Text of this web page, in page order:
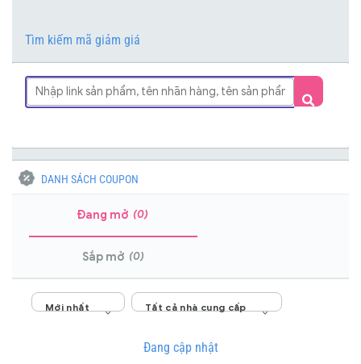
Tìm kiếm mã giảm giá
DANH SÁCH COUPON
Đang mở (0)
Sắp mở (0)
Mới nhất Tất cả nhà cung cấp
Đang cập nhật